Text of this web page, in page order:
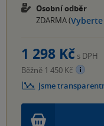
Osobní odběr
ZDARMA (
1 298 Kč s DPH
Běžně 1 450 Kč
Jsme